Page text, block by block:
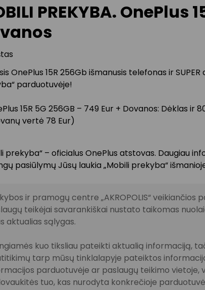
PREKYBA. OnePlus
OnePlus 15R 256Gb išmanusis telefonas ir
parduotuvėje!
15R 5G 256GB – 749 Eur + Dovanos: Dėklas ir
vertė 78 Eur)
prekyba“ – oficialus OnePlus atstovas. Daugiau
pasiūlymų Jūsų laukia „Mobili prekyba“
ir pramogų centre „AKROPOLIS“ veikiančios
teikėjai savarankiškai nustato taikomas
aktualias sąlygas.
kuo tiksliau pateikti aktualią informaciją,
tarp mūsų tinklalapyje pateiktos
parduotuvėje ar paslaugų teikimo vietoje,
tuo, kas nurodyta konkrečioje